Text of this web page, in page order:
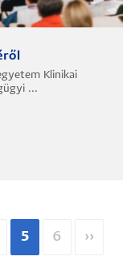
Klinikai
...
Jelenlegi
5 Oldal
6 ››